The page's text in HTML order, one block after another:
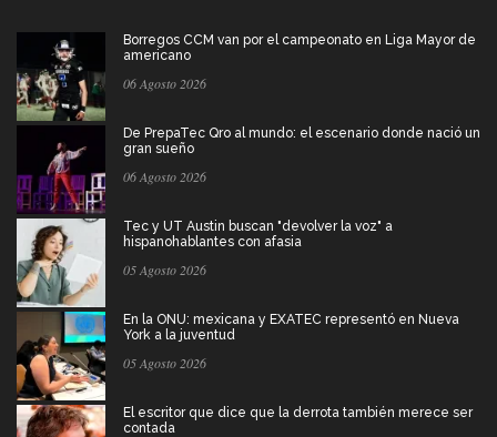
Borregos CCM van por el campeonato en Liga Mayor de
americano
06 Agosto 2026
De PrepaTec Qro al mundo: el escenario donde nació un
gran sueño
06 Agosto 2026
Tec y UT Austin buscan "devolver la voz" a
hispanohablantes con afasia
05 Agosto 2026
En la ONU: mexicana y EXATEC representó en Nueva
York a la juventud
05 Agosto 2026
El escritor que dice que la derrota también merece ser
contada